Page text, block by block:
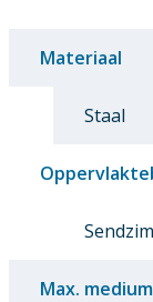
Materiaal
Staal
Max.